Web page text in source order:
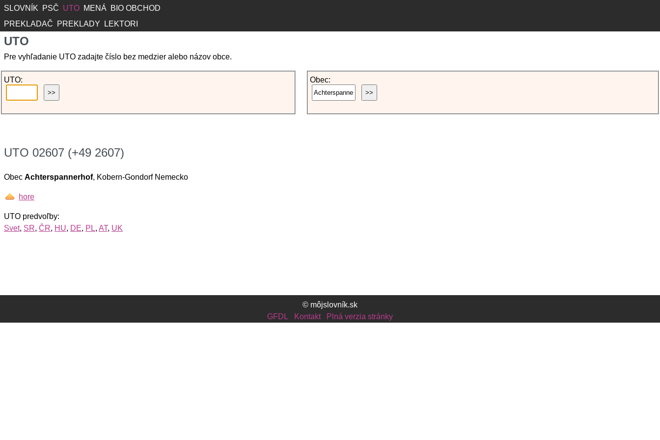
SLOVNÍK PSČ UTO MENÁ
BIO OBCHOD
PREKLADAČ
PREKLADY LEKTORI
UTO
Pre vyhľadanie UTO zadajte číslo bez medzier alebo názov obce.
UTO: Obec:
UTO 02607 (+49 2607)
Obec Achterspannerhof, Kobern-Gondorf Nemecko
hore
UTO predvoľby:
Svet, SR, ČR, HU, DE, PL, AT, UK
© môjslovník.sk
GFDL
Kontakt Plná verzia stránky